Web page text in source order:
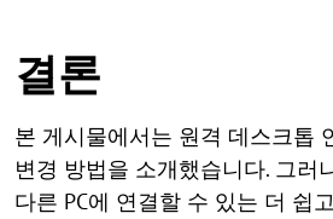
결론
본 게시물에서는 원격 데스크톱
변경 방법을 소개했습니다. 그러
다른 PC에 연결할 수 있는 더 쉽